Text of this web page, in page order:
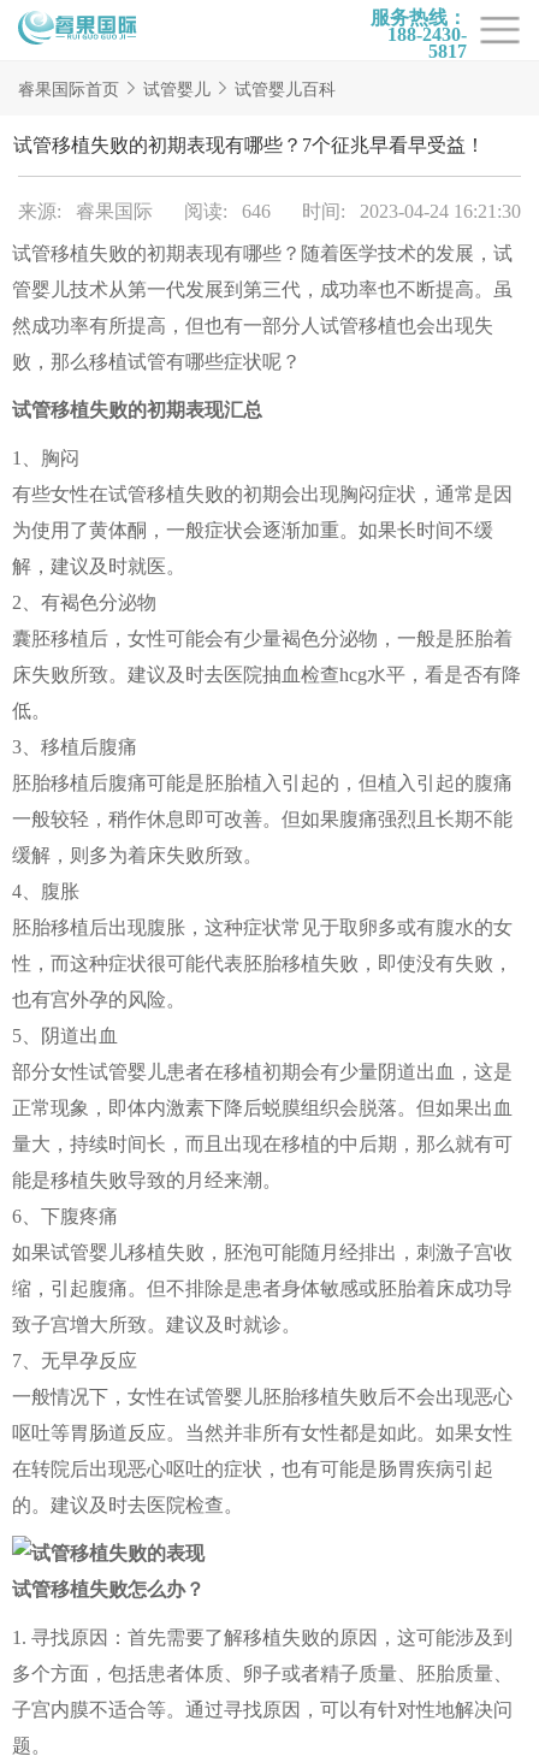
服务热线：
188-2430-
5817
首页
试管项目
试管百科
试管医院
睿果国际
睿果国际首页 试管婴儿 试管婴儿百科
试管移植失败的初期表现有哪些？7个征兆早看早受益！
来源: 睿果国际 阅读: 646 时间: 2023-04-24 16:21:30
试管移植失败的初期表现有哪些？随着医学技术的发展，试
管婴儿技术从第一代发展到第三代，成功率也不断提高。虽
然成功率有所提高，但也有一部分人试管移植也会出现失
败，那么移植试管有哪些症状呢？
试管移植失败的初期表现汇总
1、胸闷
有些女性在试管移植失败的初期会出现胸闷症状，通常是因
为使用了黄体酮，一般症状会逐渐加重。如果长时间不缓
解，建议及时就医。
2、有褐色分泌物
囊胚移植后，女性可能会有少量褐色分泌物，一般是胚胎着
床失败所致。建议及时去医院抽血检查hcg水平，看是否有降
低。
3、移植后腹痛
胚胎移植后腹痛可能是胚胎植入引起的，但植入引起的腹痛
一般较轻，稍作休息即可改善。但如果腹痛强烈且长期不能
缓解，则多为着床失败所致。
4、腹胀
胚胎移植后出现腹胀，这种症状常见于取卵多或有腹水的女
性，而这种症状很可能代表胚胎移植失败，即使没有失败，
也有宫外孕的风险。
5、阴道出血
部分女性试管婴儿患者在移植初期会有少量阴道出血，这是
正常现象，即体内激素下降后蜕膜组织会脱落。但如果出血
量大，持续时间长，而且出现在移植的中后期，那么就有可
能是移植失败导致的月经来潮。
6、下腹疼痛
如果试管婴儿移植失败，胚泡可能随月经排出，刺激子宫收
缩，引起腹痛。但不排除是患者身体敏感或胚胎着床成功导
致子宫增大所致。建议及时就诊。
7、无早孕反应
一般情况下，女性在试管婴儿胚胎移植失败后不会出现恶心
呕吐等胃肠道反应。当然并非所有女性都是如此。如果女性
在转院后出现恶心呕吐的症状，也有可能是肠胃疾病引起
的。建议及时去医院检查。
试管移植失败怎么办？
1. 寻找原因：首先需要了解移植失败的原因，这可能涉及到
多个方面，包括患者体质、卵子或者精子质量、胚胎质量、
子宫内膜不适合等。通过寻找原因，可以有针对性地解决问
题。